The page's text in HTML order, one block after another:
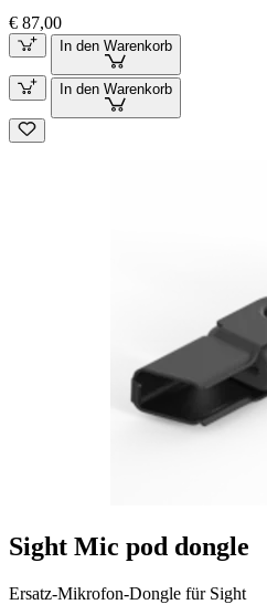
€ 87,00
In den Warenkorb
In den Warenkorb
Sight Mic pod dongle
Ersatz-Mikrofon-Dongle für Sight